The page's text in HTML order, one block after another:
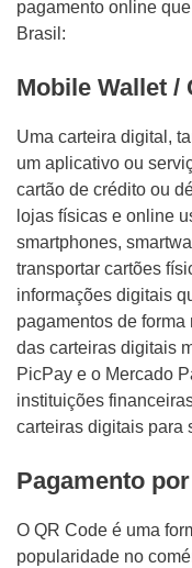
pagamento online
Brasil:
Mobile Wallet /
Uma carteira digital,
um aplicativo ou
cartão de crédito ou
lojas físicas e online
smartphones,
transportar cartões
informações digitais
pagamentos de
das carteiras digitais
PicPay e o Mercado
instituições
carteiras digitais para
Pagamento
O QR Code é uma
popularidade no